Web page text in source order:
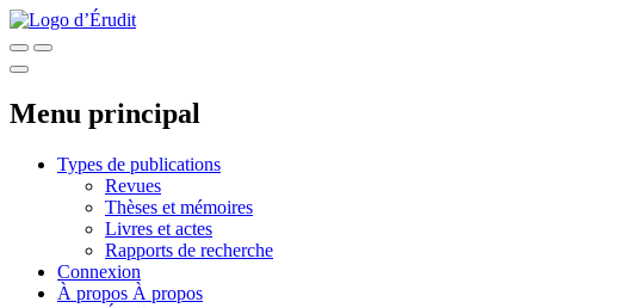
Menu principal
Types de publications
Revues
Thèses et mémoires
Livres et actes
Rapports de recherche
Connexion
À propos À propos